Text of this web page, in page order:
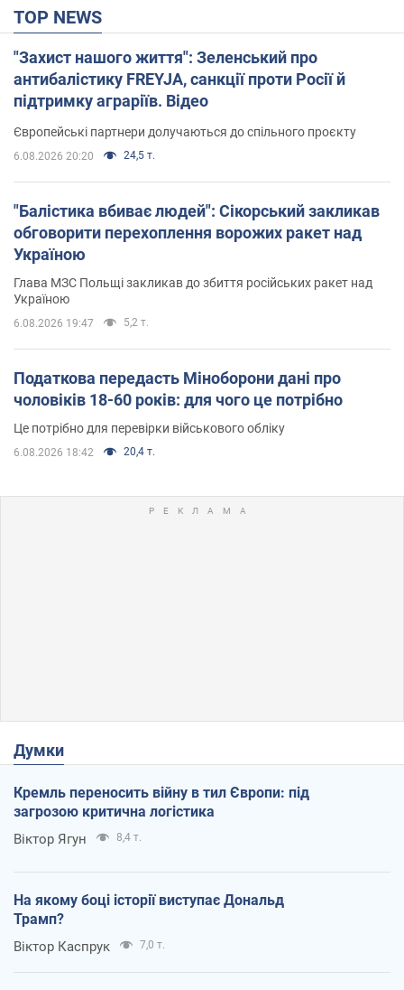
TOP NEWS
"Захист нашого життя": Зеленський про
антибалістику FREYJA, санкції проти Росії й
підтримку аграріїв. Відео
Європейські партнери долучаються до спільного проєкту
6.08.2026 20:20 24,5 т.
"Балістика вбиває людей": Сікорський закликав
обговорити перехоплення ворожих ракет над
Україною
Глава МЗС Польщі закликав до збиття російських ракет над
Україною
6.08.2026 19:47 5,2 т.
Податкова передасть Міноборони дані про
чоловіків 18-60 років: для чого це потрібно
Це потрібно для перевірки військового обліку
6.08.2026 18:42 20,4 т.
Думки
Кремль переносить війну в тил Європи: під
загрозою критична логістика
Віктор Ягун 8,4 т.
На якому боці історії виступає Дональд
Трамп?
Віктор Каспрук 7,0 т.